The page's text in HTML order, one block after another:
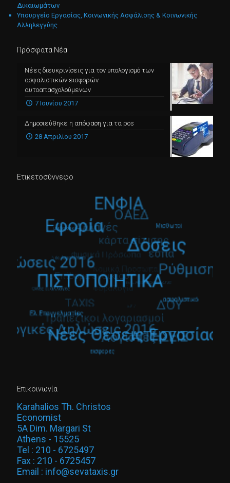
Δικαιωμάτων
Υπουργείο Εργασίας, Κοινωνικής Ασφάλισης & Κοινωνικής
Αλληλεγγύης
Πρόσφατα Νέα
Νέες διευκρινίσεις για τον υπολογισμό των
ασφαλιστικών εισφορών
αυτοαπασχολούμενων
7 Ιουνίου 2017
Δημοσιεύθηκε η απόφαση για τα pos
28 Απριλίου 2017
Ετικετοσύννεφο
Επικοινωνία
Karahalios Th. Christos
Economist
5A Dim. Margari St
Athens - 15525
Tel : 210 - 6725497
Fax : 210 - 6725457
Email : info@sevataxis.gr